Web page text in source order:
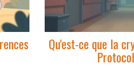
Qu'est-ce que la